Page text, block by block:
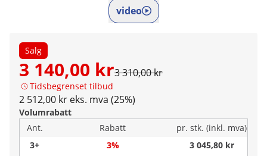
video
Salg
3 140,00 kr3 310,00 kr
Tidsbegrenset tilbud
2 512,00 kr eks. mva (25%)
Volumrabatt
Ant.
Rabatt
pr. stk. (inkl. mva)
3+
3%
3 045,80 kr